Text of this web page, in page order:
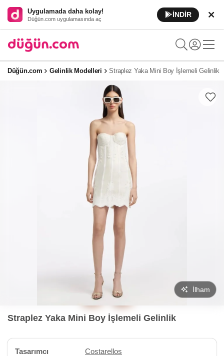
Uygulamada daha kolay!
Düğün.com uygulamasında aç
İNDİR
Düğün.com Gelinlik Modelleri Straplez Yaka Mini Boy İşlemeli Gelinlik
İlham
Straplez Yaka Mini Boy İşlemeli Gelinlik
Tasarımcı Costarellos